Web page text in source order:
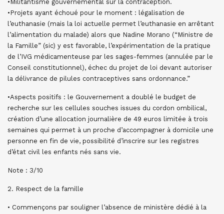
•Militantisme gouvernemental sur la contraception.
•Projets ayant échoué pour le moment : légalisation de
l’euthanasie (mais la loi actuelle permet l’euthanasie en arrêtant
l’alimentation du malade) alors que Nadine Morano (“Ministre de
la Famille” (sic) y est favorable, l’expérimentation de la pratique
de l’IVG médicamenteuse par les sages-femmes (annulée par le
Conseil constitutionnel), échec du projet de loi devant autoriser
la délivrance de pilules contraceptives sans ordonnance.”
•Aspects positifs : le Gouvernement a doublé le budget de
recherche sur les cellules souches issues du cordon ombilical,
création d’une allocation journalière de 49 euros limitée à trois
semaines qui permet à un proche d’accompagner à domicile une
personne en fin de vie, possibilité d’inscrire sur les registres
d’état civil les enfants nés sans vie.
Note : 3/10
2. Respect de la famille
• Commençons par souligner l’absence de ministère dédié à la